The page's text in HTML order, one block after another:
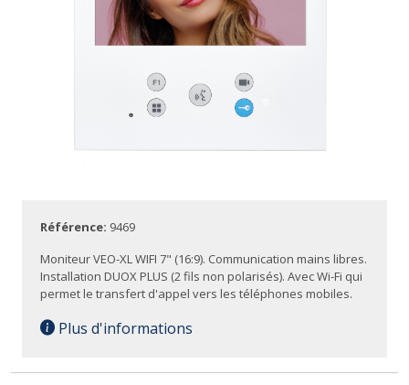
Référence: 9469
Moniteur VEO-XL WIFI 7" (16:9). Communication mains libres.
Installation DUOX PLUS (2 fils non polarisés). Avec Wi-Fi qui
permet le transfert d'appel vers les téléphones mobiles.
Plus d'informations